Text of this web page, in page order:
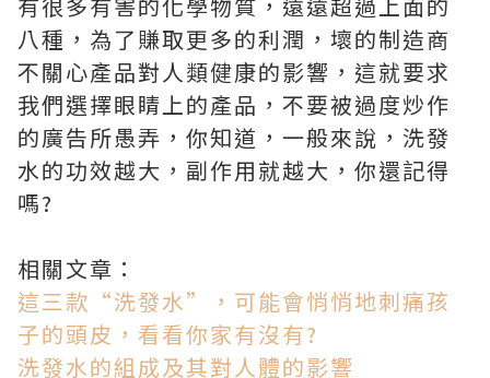
八種，為了賺取更多的利潤，壞的制造商
不關心產品對人類健康的影響，這就要求
我們選擇眼睛上的產品，不要被過度炒作
的廣告所愚弄，你知道，一般來說，洗發
水的功效越大，副作用就越大，你還記得
嗎?
相關文章：
這三款“洗發水”，可能會悄悄地刺痛孩
子的頭皮，看看你家有沒有?
洗發水的組成及其對人體的影響